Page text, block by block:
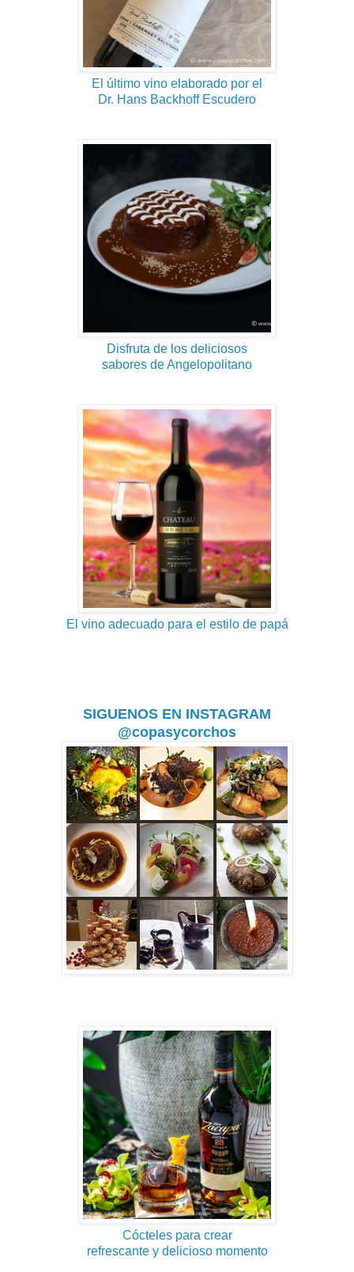
El último vino elaborado por el
Dr. Hans Backhoff Escudero
Disfruta de los deliciosos
sabores de Angelopolitano
El vino adecuado para el estilo de papá
SIGUENOS EN INSTAGRAM
@copasycorchos
Cócteles para crear
refrescante y delicioso momento